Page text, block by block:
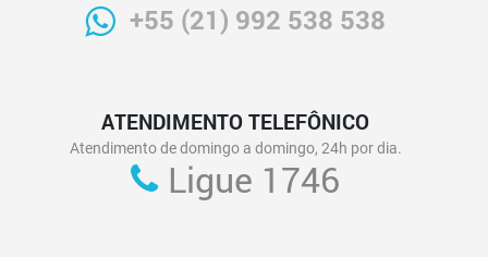
+55 (21) 992 538 538
ATENDIMENTO TELEFÔNICO
Atendimento de domingo a domingo, 24h por dia.
Ligue 1746